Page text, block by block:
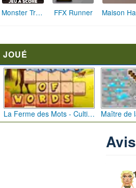
Lazerman Sieger Tank
La Ferme des Mots - Cultivez votre Vocabulaire